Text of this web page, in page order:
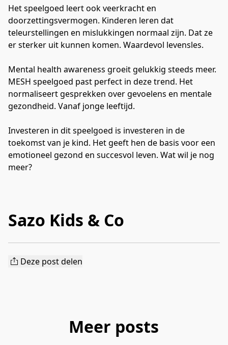
Het speelgoed leert ook veerkracht en
doorzettingsvermogen. Kinderen leren dat
teleurstellingen en mislukkingen normaal zijn. Dat ze
er sterker uit kunnen komen. Waardevol levensles.
Mental health awareness groeit gelukkig steeds meer.
MESH speelgoed past perfect in deze trend. Het
normaliseert gesprekken over gevoelens en mentale
gezondheid. Vanaf jonge leeftijd.
Investeren in dit speelgoed is investeren in de
toekomst van je kind. Het geeft hen de basis voor een
emotioneel gezond en succesvol leven. Wat wil je nog
meer?
Sazo Kids & Co
Deze post delen
Meer posts